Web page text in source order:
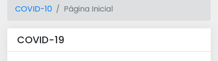
COVID-10 Página Inicial
COVID-19